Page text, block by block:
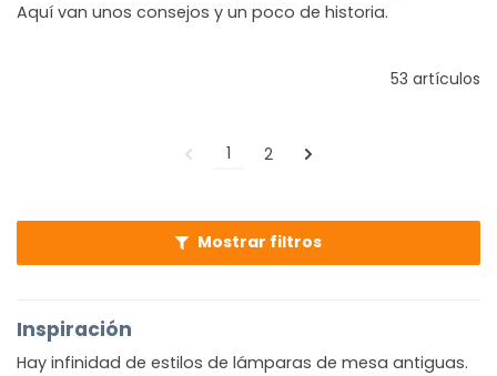
Aquí van unos consejos y un poco de historia.
53 artículos
1 2
Mostrar filtros
Inspiración
Hay infinidad de estilos de lámparas de mesa antiguas.